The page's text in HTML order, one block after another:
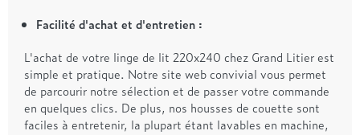
Facilité d'achat et d'entretien :
L'achat de votre linge de lit 220x240 chez Grand Litier est
simple et pratique. Notre site web convivial vous permet
de parcourir notre sélection et de passer votre commande
en quelques clics. De plus, nos housses de couette sont
faciles à entretenir, la plupart étant lavables en machine,